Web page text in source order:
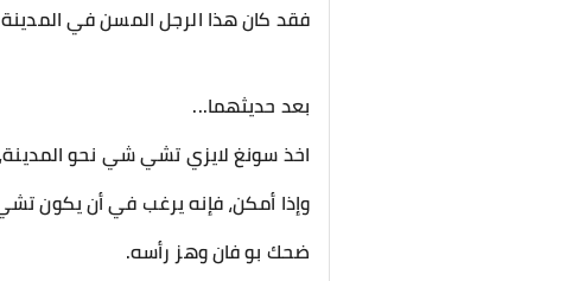
فقد كان هذا الرجل المسن في المدينة
بعد حديثهما...
اخذ سونغ لايزي تشي شي نحو
وإذا أمكن، فإنه يرغب في أن يكون
ضحك بو فان وهز رأسه.